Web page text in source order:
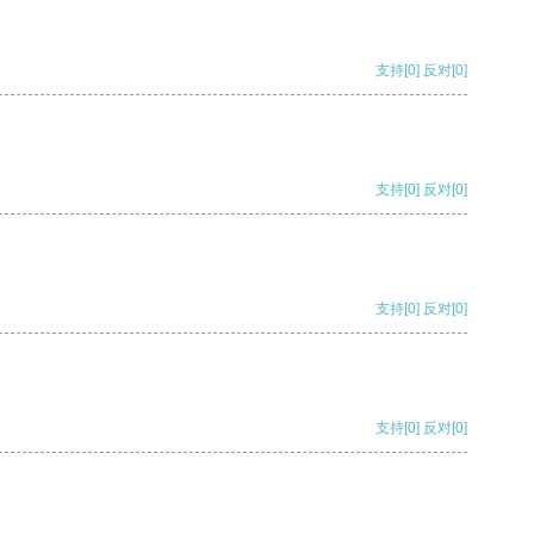
支持[0] 反对[0]
支持[0] 反对[0]
支持[0] 反对[0]
支持[0] 反对[0]